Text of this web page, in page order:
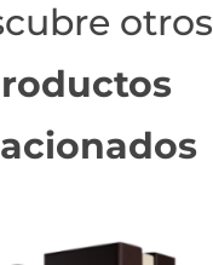
otros